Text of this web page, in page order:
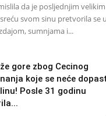
da je posljednjim velikim
svom sinu pretvorila se u
sumnjama i...
gore zbog Cecinog
koje se neće
Posle 31 godinu